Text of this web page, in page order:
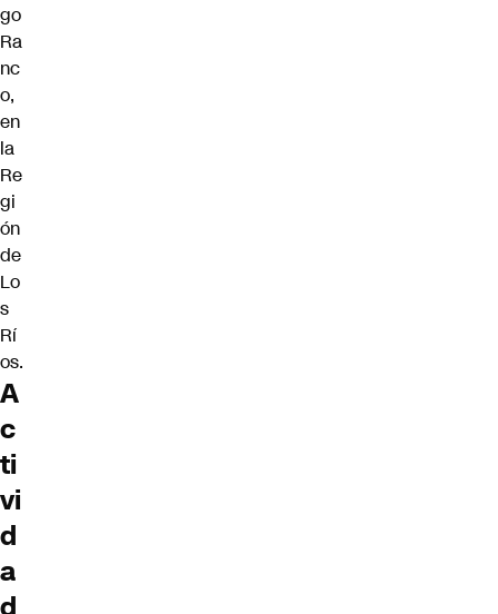
go
Ra
nc
o,
en
la
Re
gi
ón
de
Lo
s
Rí
os.
A
c
ti
vi
d
a